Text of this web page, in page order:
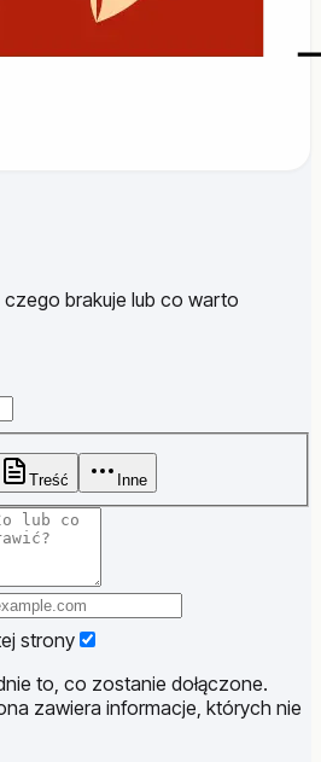
brakuje lub co warto
Treść Inne
strony
to, co zostanie dołączone.
zawiera informacje, których nie